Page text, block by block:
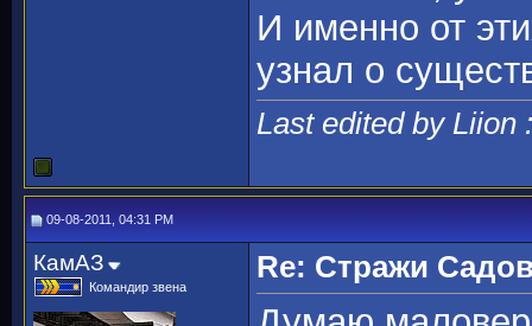
И именно от
узнал о
Last edited by Liion
09-08-2011, 04:31 PM
КамАЗ
Командир звена
Re: Стражи